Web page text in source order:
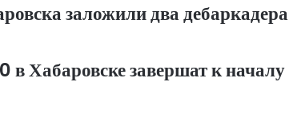
заложили два дебаркадера
Хабаровске завершат к началу